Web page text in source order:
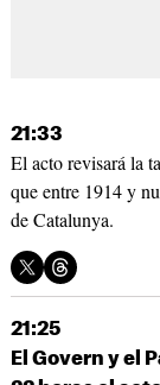
21:33
El acto revisará la
que entre 1914 y
de Catalunya.
21:25
El Govern y el